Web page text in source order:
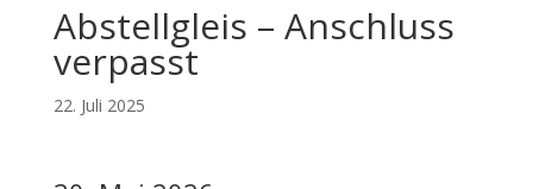
Abstellgleis – Anschluss
verpasst
22. Juli 2025